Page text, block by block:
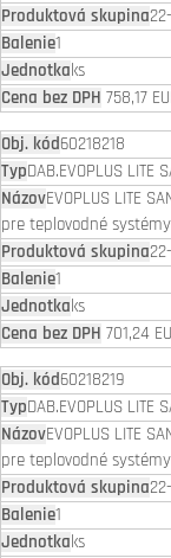
1
ks
758,17
60218218
DAB.EVOPLUS LITE
EVOPLUS LITE
pre teplovodné systémy
1
ks
701,24
60218219
DAB.EVOPLUS LITE
EVOPLUS LITE
pre teplovodné systémy
1
ks